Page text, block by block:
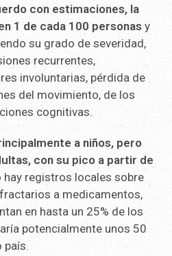
con estimaciones, la
1 de cada 100 personas y
su grado de severidad,
recurrentes,
involuntarias, pérdida de
del movimiento, de los
cognitivas.
a niños, pero
con su pico a partir de
hay registros locales sobre
a medicamentos,
en hasta un 25% de los
potencialmente unos 50
país.